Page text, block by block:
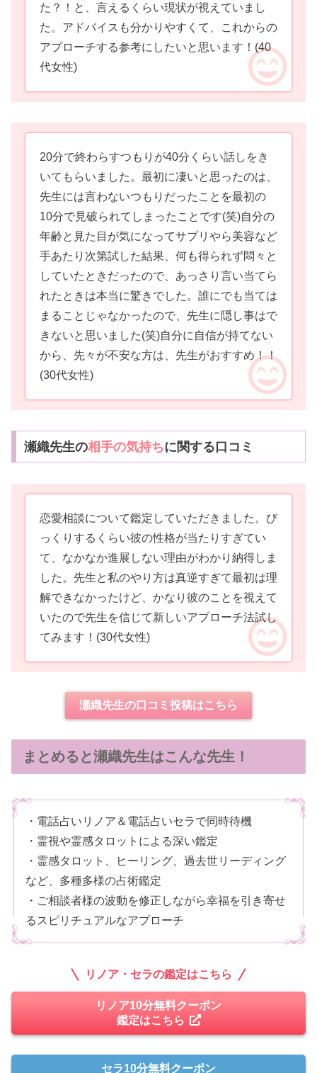
た？！と、言えるくらい現状が視えていまし
た。アドバイスも分かりやすくて、これからの
アプローチする参考にしたいと思います！ (40
代女性)
20分で終わらすつもりが40分くらい話しをき
いてもらいました。最初に凄いと思ったのは、
先生には言わないつもりだったことを最初の
10分で見破られてしまったことです(笑)自分の
年齢と見た目が気になってサプリやら美容など
手あたり次第試した結果、何も得られず悶々と
していたときだったので、あっさり言い当てら
れたときは本当に驚きでした。誰にでも当ては
まることじゃなかったので、先生に隠し事はで
きないと思いました(笑)自分に自信が持てない
から、先々が不安な方は、先生がおすすめ！！
(30代女性)
瀬織先生の相手の気持ちに関する口コミ
恋愛相談について鑑定していただきました。び
っくりするくらい彼の性格が当たりすぎてい
て、なかなか進展しない理由がわかり納得しま
した。先生と私のやり方は真逆すぎて最初は理
解できなかったけど、かなり彼のことを視えて
いたので先生を信じて新しいアプローチ法試し
てみます！ (30代女性)
瀬織先生の口コミ投稿はこちら
まとめると瀬織先生はこんな先生！
・電話占いリノア＆電話占いセラで同時待機
・霊視や霊感タロットによる深い鑑定
・霊感タロット、ヒーリング、過去世リーディング
など、多種多様の占術鑑定
・ご相談者様の波動を修正しながら幸福を引き寄せ
るスピリチュアルなアプローチ
リノア・セラの鑑定はこちら
リノア10分無料クーポン
鑑定はこちら
セラ10分無料クーポン